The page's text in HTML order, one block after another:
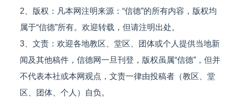
2、版权：凡本网注明来源：“信德”的所有内容，版权均
属于“信德”所有。欢迎转载，但请注明出处。
3、文责：欢迎各地教区、堂区、团体或个人提供当地新
闻及其他稿件，信德网一旦刊登，版权虽属“信德”，但并
不代表本社或本网观点，文责一律由投稿者（教区、堂
区、团体、个人）自负。